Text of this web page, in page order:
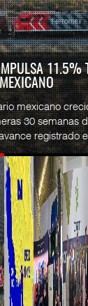
11.5%
mexicano
30 semanas
registrado